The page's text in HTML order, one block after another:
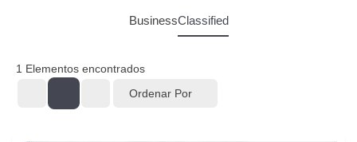
BusinessClassified
1 Elementos encontrados
Ordenar Por